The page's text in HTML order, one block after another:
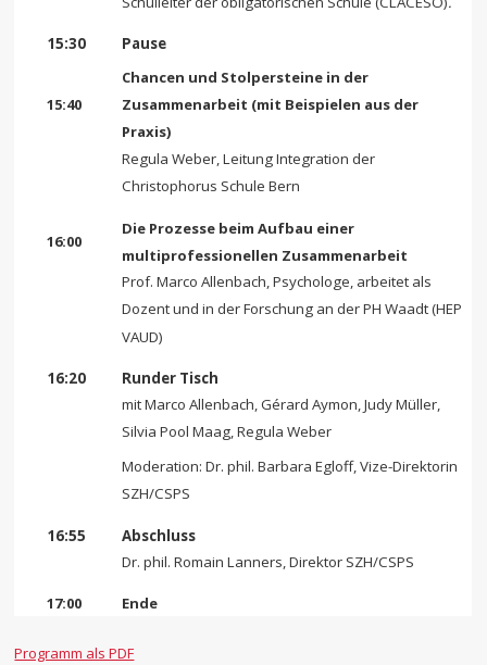
15:30 Pause
15:40
Chancen und Stolpersteine in der
Zusammenarbeit (mit Beispielen aus der
Praxis)
Regula Weber, Leitung Integration der
Christophorus Schule Bern
16:00
Die Prozesse beim Aufbau einer
multiprofessionellen Zusammenarbeit
Prof. Marco Allenbach, Psychologe, arbeitet als
Dozent und in der Forschung an der PH Waadt (HEP
VAUD)
16:20
Runder Tisch
mit Marco Allenbach, Gérard Aymon, Judy Müller,
Silvia Pool Maag, Regula Weber
Moderation: Dr. phil. Barbara Egloff, Vize-Direktorin
SZH/CSPS
16:55
Abschluss
Dr. phil. Romain Lanners, Direktor SZH/CSPS
17:00 Ende
Programm als PDF